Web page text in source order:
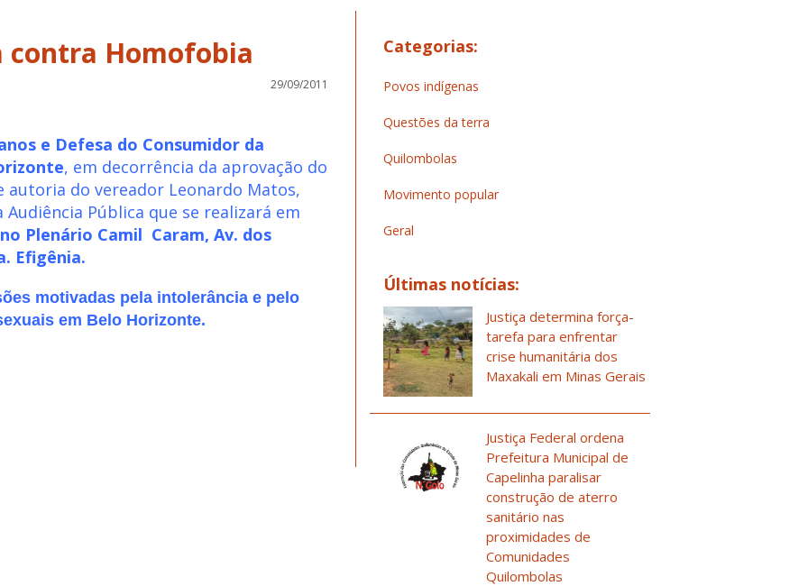
29/09/2011
e Defesa do Consumidor da
, em decorrência da aprovação do
autoria do vereador Leonardo Matos,
Audiência Pública que se realizará em
Plenário Camil Caram, Av. dos
Efigênia.
motivadas pela intolerância e pelo
em Belo Horizonte.
Categorias:
Povos indígenas
Questões da terra
Quilombolas
Movimento popular
Geral
Últimas notícias:
Justiça determina força-
tarefa para enfrentar
crise humanitária dos
Maxakali em Minas Gerais
Justiça Federal ordena
Prefeitura Municipal de
Capelinha paralisar
construção de aterro
sanitário nas
proximidades de
Comunidades
Quilombolas